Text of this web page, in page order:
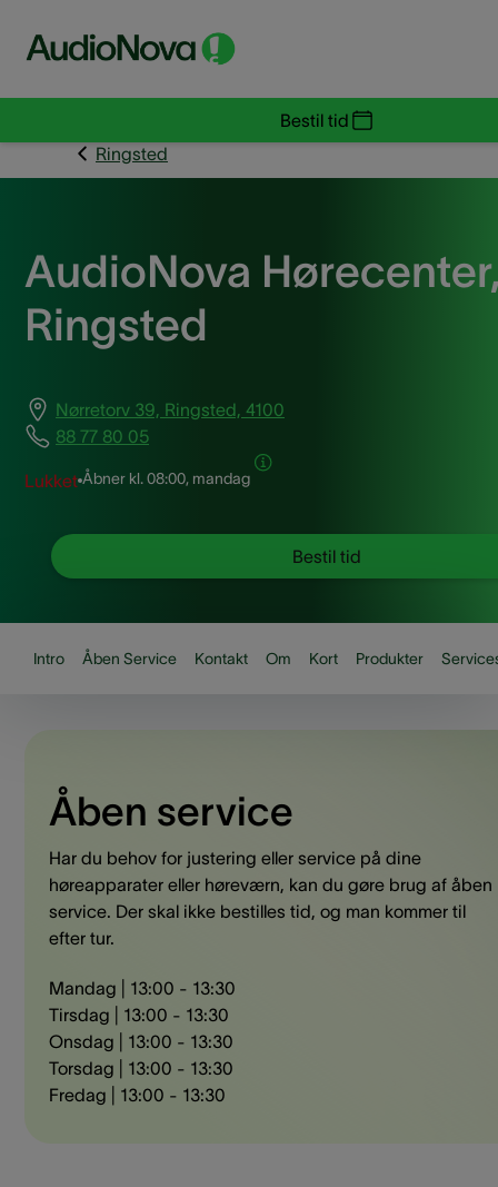
Bestil tid
Ringsted
AudioNova
Ringsted
Nørretorv 39, Ringsted, 4100
88 77 80 05
Lukket Åbner kl.08:00, mandag
Bestil tid
Intro Åben Service Kontakt Om Kort Produkter
Åben service
Har du behov for justering eller service på dine
høreapparater eller høreværn, kan du gøre brug af åben
service. Der skal ikke bestilles tid, og man kommer til
efter tur.
Mandag | 13:00 - 13:30
Tirsdag | 13:00 - 13:30
Onsdag | 13:00 - 13:30
Torsdag | 13:00 - 13:30
Fredag | 13:00 - 13:30